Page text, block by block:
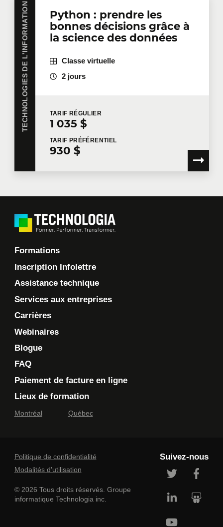
TECHNOLOGIES DE L'INFORMATION
Python : prendre les
bonnes décisions grâce à
la science des données
Classe virtuelle
2 jours
TARIF RÉGULIER
1 035 $
TARIF PRÉFÉRENTIEL
930 $
Formations
Inscription Infolettre
Assistance technique
Services aux entreprises
Carrières
Webinaires
Blogue
FAQ
Paiement de facture en ligne
Lieux de formation
Montréal Québec
Politique de confidentialité
Modalités d'utilisation
© 2026 Tous droits réservés. Groupe
informatique Technologia inc.
Suivez-nous